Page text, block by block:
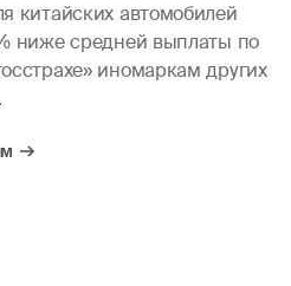
китайских автомобилей
ниже средней выплаты по
иномаркам других